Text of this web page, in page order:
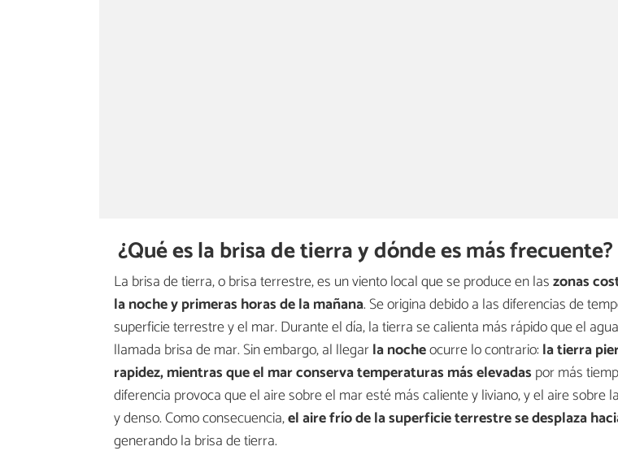
¿Qué es la brisa de tierra y dónde es más frecuente?
La brisa de tierra, o brisa terrestre, es un viento local que se produce en laszonas
la noche y primeras horas de la mañana. Se origina debido a las diferencias de
superficie terrestre y el mar. Durante el día, la tierra se calienta más rápido que el
llamada brisa de mar. Sin embargo, al llegarla nocheocurre lo contrario:la tierra
rapidez, mientras que el mar conserva temperaturas más elevadas por más
diferencia provoca que el aire sobre el mar esté más caliente y liviano, y el aire sobre
y denso. Como consecuencia,el aire frío de la superficie terrestre se desplaza
generando la brisa de tierra.